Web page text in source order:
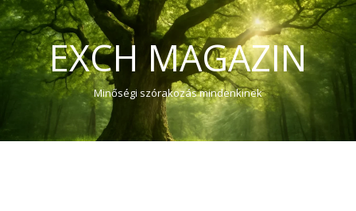
EXCH MAGAZIN
Minőségi szórakozás mindenkinek